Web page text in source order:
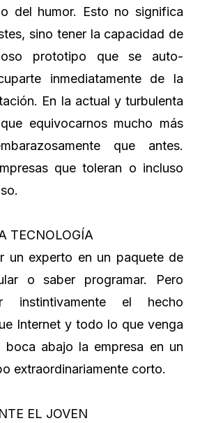
del humor. Esto no significa
sino tener la capacidad de
prototipo que se auto-
inmediatamente de la
En la actual y turbulenta
equivocarnos mucho más
que antes.
que toleran o incluso
TECNOLOGÍA
un experto en un paquete de
o saber programar. Pero
instintivamente el hecho
Internet y todo lo que venga
boca abajo la empresa en un
extraordinariamente corto.
EL JOVEN